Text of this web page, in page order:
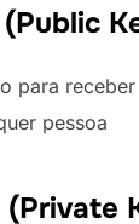
para
pessoa
(Private